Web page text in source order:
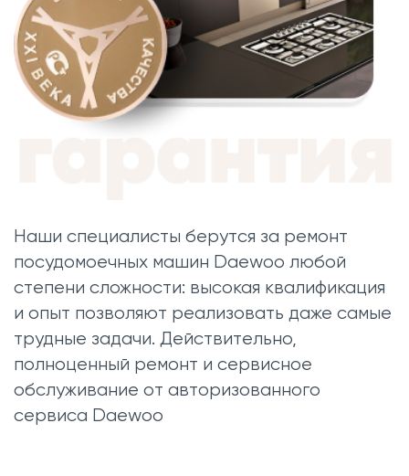
Наши специалисты берутся за ремонт
посудомоечных машин Daewoo любой
степени сложности: высокая квалификация
и опыт позволяют реализовать даже самые
трудные задачи. Действительно,
полноценный ремонт и сервисное
обслуживание от авторизованного
сервиса Daewoo